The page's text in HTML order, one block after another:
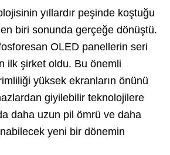
yıllardır peşinde koştuğu
biri sonunda gerçeğe dönüştü.
OLED panellerin seri
ilk şirket oldu. Bu önemli
yüksek ekranların önünü
giyilebilir teknolojilere
daha uzun pil ömrü ve daha
yeni bir dönemin